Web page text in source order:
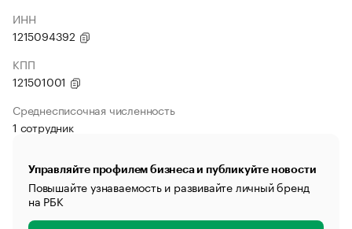
ИНН
1215094392
КПП
121501001
Среднесписочная численность
1 сотрудник
Управляйте профилем бизнеса и публикуйте новости
Повышайте узнаваемость и развивайте личный бренд
на РБК